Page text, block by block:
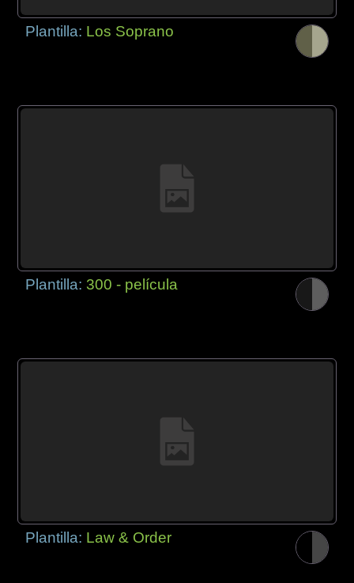
Plantilla: Los Soprano
Plantilla: 300 - película
Plantilla: Law & Order